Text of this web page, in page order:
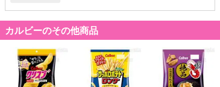
カルビーのその他商品